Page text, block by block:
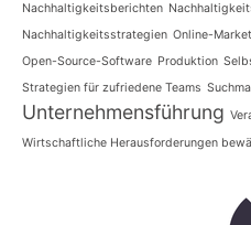
Nachhaltigkeitsberichten
Nachhaltigkeitsstrategien Online-
Open-Source-Software Produktion
Strategien für zufriedene Teams
Unternehmensführung
Wirtschaftliche Herausforderungen